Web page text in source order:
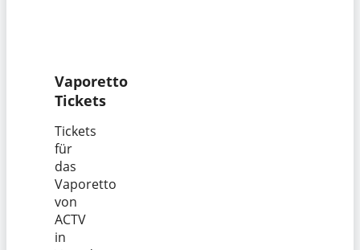
Vaporetto
Tickets
Tickets
für
das
Vaporetto
von
ACTV
in